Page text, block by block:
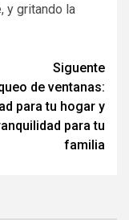
y gritando la
Siguente
de ventanas:
para tu hogar y
para tu
familia